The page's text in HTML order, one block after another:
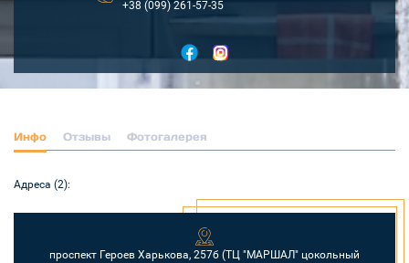
+38 (099) 261-57-35
Инфо Отзывы Фотогалерея
Адреса (2):
проспект Героев Харькова, 257б (ТЦ "МАРШАЛ" цокольный